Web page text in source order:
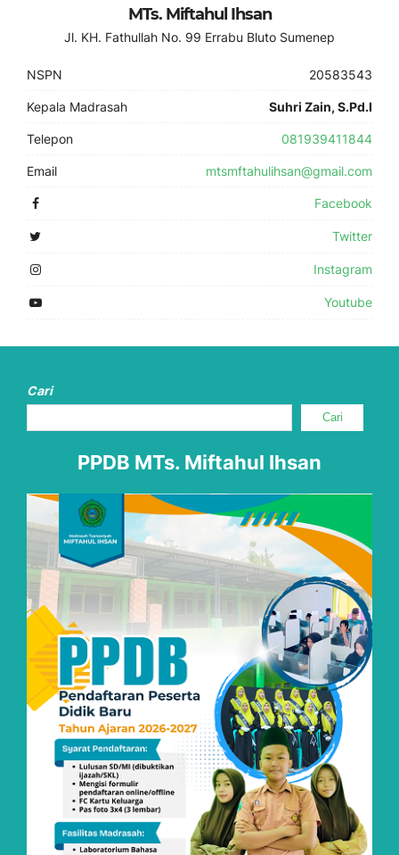
MTs. Miftahul Ihsan
Jl. KH. Fathullah No. 99 Errabu Bluto Sumenep
NSPN 20583543
Kepala Madrasah Suhri Zain, S.Pd.I
Telepon 081939411844
Email mtsmftahulihsan@gmail.com
Facebook
Twitter
Instagram
Youtube
Cari
Cari
PPDB MTs. Miftahul Ihsan